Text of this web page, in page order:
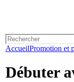
AccueilPromotion et
Débuter